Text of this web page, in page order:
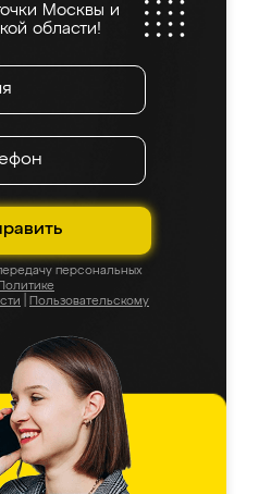
Москвы и
области!
персональных
Пользовательскому